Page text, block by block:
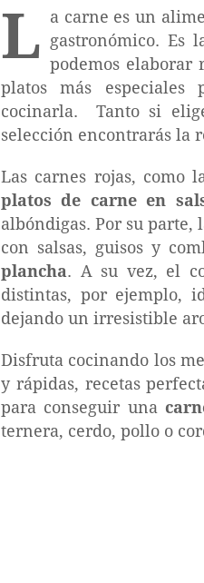
L a carne es un
gastronómico. Es
podemos elaborar
platos más
cocinarla. Tanto si
selección encontrarás la
Las carnes rojas, como
platos de carne en
albóndigas. Por su parte,
con salsas, guisos y
plancha. A su vez, el
distintas, por ejemplo,
dejando un irresistible
Disfruta cocinando los
y rápidas, recetas
para conseguir una
ternera, cerdo, pollo o